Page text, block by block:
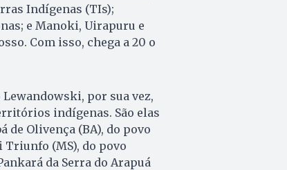
Indígenas (TIs);
e Manoki, Uirapuru e
Com isso, chega a 20 o
por sua vez,
indígenas. São elas
de Olivença (BA), do povo
Triunfo (MS), do povo
da Serra do Arapuá